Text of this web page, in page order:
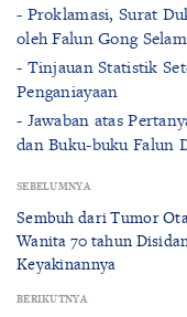
- Proklamasi, Surat
oleh Falun Gong
- Tinjauan Statistik
Penganiayaan
- Jawaban atas
dan Buku-buku Falun
SEBELUMNYA
Sembuh dari Tumor
Wanita 70 tahun
Keyakinannya
BERIKUTNYA